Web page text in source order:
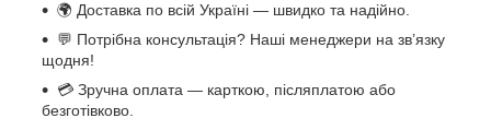
🌍 Доставка по всій Україні — швидко та надійно.
💬 Потрібна консультація? Наші менеджери на зв’язку
щодня!
💳 Зручна оплата — карткою, післяплатою або
безготівково.